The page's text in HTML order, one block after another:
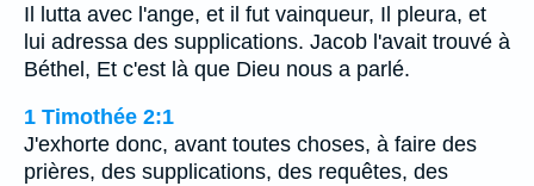
Il lutta avec l'ange, et il fut vainqueur, Il pleura, et
lui adressa des supplications. Jacob l'avait trouvé à
Béthel, Et c'est là que Dieu nous a parlé.
1 Timothée 2:1
J'exhorte donc, avant toutes choses, à faire des
prières, des supplications, des requêtes, des